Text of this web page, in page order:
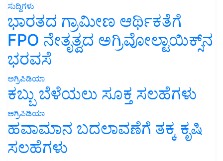
ಸುದ್ದಿಗಳು
ಭಾರತದ ಗ್ರಾಮೀಣ ಆರ್ಥಿಕತೆಗೆ
FPO ನೇತೃತ್ವದ ಅಗ್ರಿವೋಲ್ಟಾಯಿಕ್ಸ್‌ನ
ಭರವಸೆ
ಅಗ್ರಿಪಿಡಿಯಾ
ಕಬ್ಬು ಬೆಳೆಯಲು ಸೂಕ್ತ ಸಲಹೆಗಳು
ಅಗ್ರಿಪಿಡಿಯಾ
ಹವಾಮಾನ ಬದಲಾವಣೆಗೆ ತಕ್ಕ ಕೃಷಿ
ಸಲಹೆಗಳು